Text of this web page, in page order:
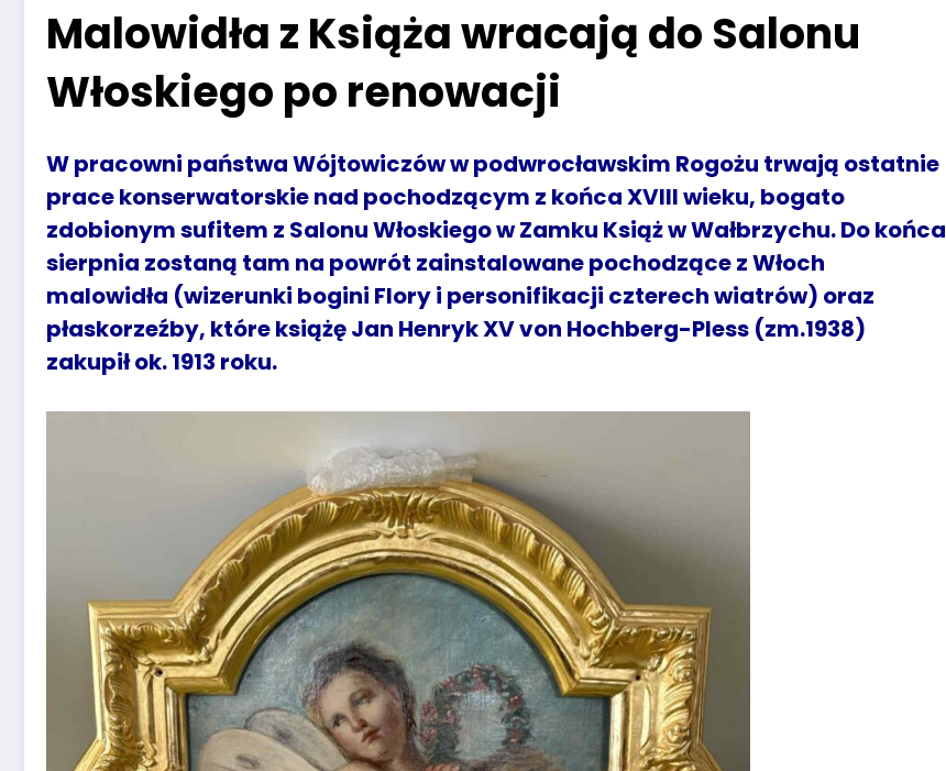
Malowidła z Książa wracają do Salonu
Włoskiego po renowacji
W pracowni państwa Wójtowiczów w podwrocławskim Rogożu trwają ostatnie
prace konserwatorskie nad pochodzącym z końca XVIII wieku, bogato
zdobionym sufitem z Salonu Włoskiego w Zamku Książ w Wałbrzychu. Do końca
sierpnia zostaną tam na powrót zainstalowane pochodzące z Włoch
malowidła (wizerunki bogini Flory i personifikacji czterech wiatrów) oraz
płaskorzeźby, które książę Jan Henryk XV von Hochberg-Pless (zm.1938)
zakupił ok. 1913 roku.